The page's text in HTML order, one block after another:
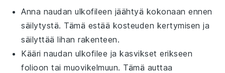
Anna naudan ulkofileen jäähtyä kokonaan ennen
säilytystä. Tämä estää kosteuden kertymisen ja
säilyttäälihan rakenteen.
Käärinaudan ulkofilee jakasvikset erikseen
folioon taimuovikelmuun. Tämä auttaa